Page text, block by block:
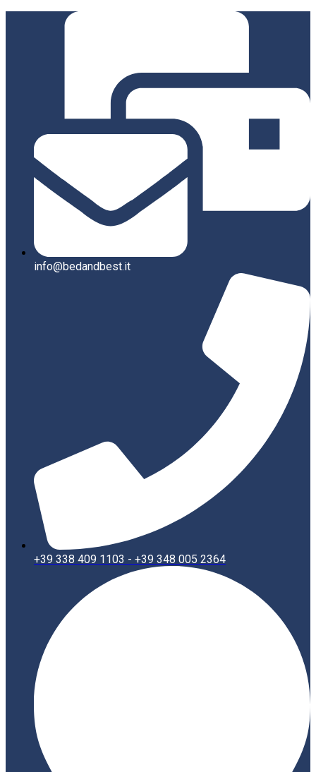
info@bedandbest.it
+39 338 409 1103 - +39 348 005 2364